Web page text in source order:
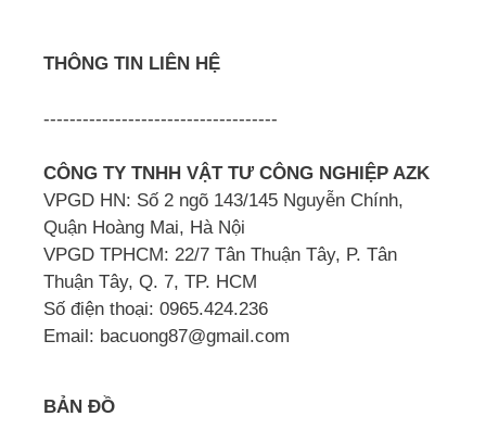
THÔNG TIN LIÊN HỆ
------------------------------------
CÔNG TY TNHH VẬT TƯ CÔNG NGHIỆP AZK
VPGD HN: Số 2 ngõ 143/145 Nguyễn Chính,
Quận Hoàng Mai, Hà Nội
VPGD TPHCM: 22/7 Tân Thuận Tây, P. Tân
Thuận Tây, Q. 7, TP. HCM
Số điện thoại: 0965.424.236
Email: bacuong87@gmail.com
BẢN ĐỒ